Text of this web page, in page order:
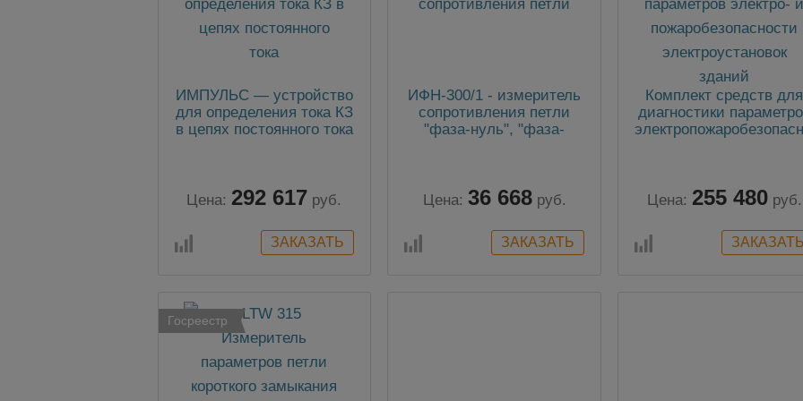
ИМПУЛЬС — устройство
для определения тока КЗ
в цепях постоянного тока
Цена: 292 617 руб.
ИФН-300/1 - измеритель
сопротивления петли
"фаза-нуль", "фаза-
Цена: 36 668 руб.
Комплект средств для
диагностики
электроустановок
Цена: 255 480 руб.
Госреестр